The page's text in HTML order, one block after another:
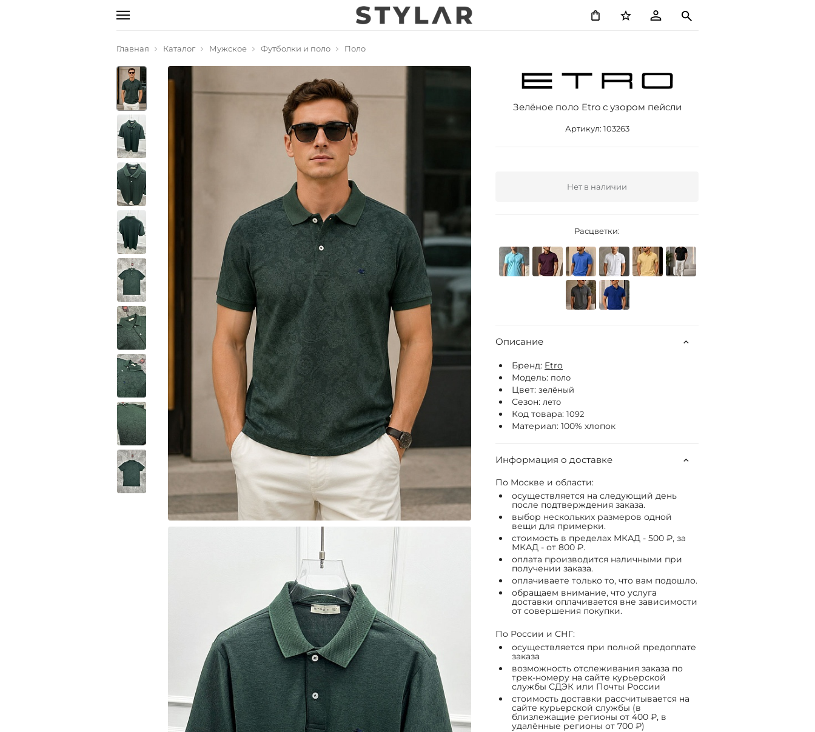
Главная Каталог Мужское Футболки и поло Поло
Зелёное поло Etro с узором пейсли
Артикул: 103263
Нет в наличии
Расцветки:
Описание
Бренд: Etro
Модель: поло
Цвет: зелёный
Сезон: лето
Код товара: 1092
Материал: 100% хлопок
Информация о доставке
По Москве и области:
осуществляется на следующий день
после подтверждения заказа.
выбор нескольких размеров одной
вещи для примерки.
стоимость в пределах МКАД - 500 ₽, за
МКАД - от 800 ₽.
оплата производится наличными при
получении заказа.
оплачиваете только то, что вам подошло.
обращаем внимание, что услуга
доставки оплачивается вне зависимости
от совершения покупки.
По России и СНГ:
осуществляется при полной предоплате
заказа
возможность отслеживания заказа по
трек-номеру на сайте курьерской
службы СДЭК или Почты России
стоимость доставки рассчитывается на
сайте курьерской службы (в
близлежащие регионы от 400 ₽, в
удалённые регионы от 700 ₽)